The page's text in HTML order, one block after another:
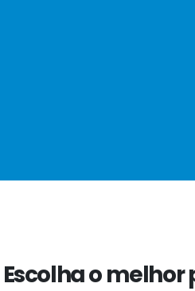
Escolha o